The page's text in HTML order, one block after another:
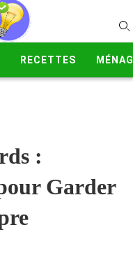
RECETTES
:
Garder